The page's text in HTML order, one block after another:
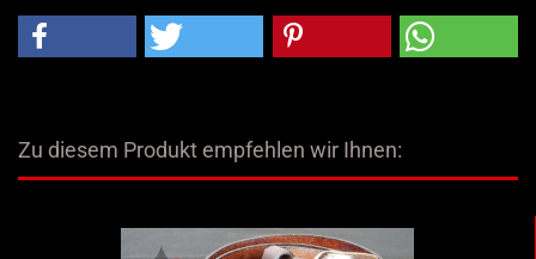
Zu diesem Produkt empfehlen wir Ihnen: